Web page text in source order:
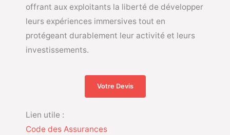
offrant aux exploitants la liberté de développer
leurs expériences immersives tout en
protégeant durablement leur activité et leurs
investissements.
Votre Devis
Lien utile :
Code des Assurances